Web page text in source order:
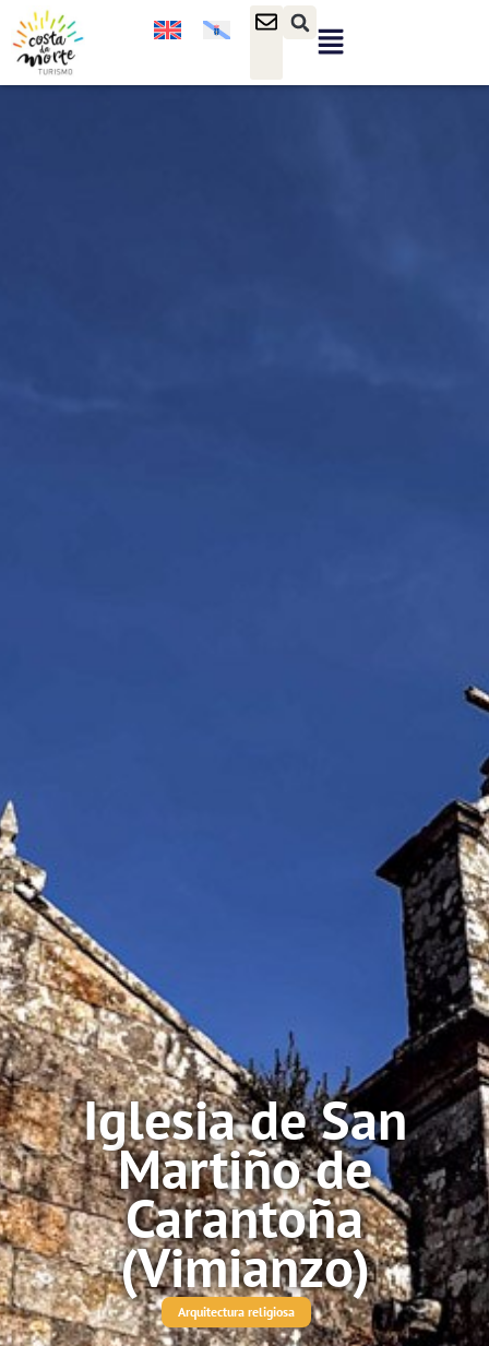
Iglesia de San
Martiño de
Carantoña
(Vimianzo)
Arquitectura religiosa